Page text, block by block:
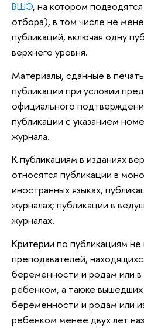
ВШЭ, на котором
отбора), в том числе не
публикаций, включая одну
верхнего уровня.
Материалы, сданные в
публикации при условии
официального
публикации с указанием
журнала.
К публикациям в изданиях
относятся публикации в
иностранных языках,
журналах; публикации в
журналах.
Критерии по публикациям
преподавателей,
беременности и родам или в
ребенком, а также вышедших
беременности и родам или
ребенком менее двух лет